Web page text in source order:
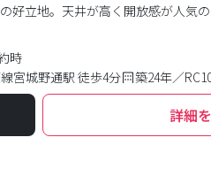
好立地。天井が高く開放感が人気の
時
宮城野通駅 徒歩4分 築24年／
詳細